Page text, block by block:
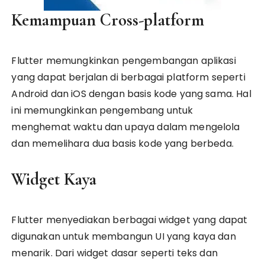
Kemampuan Cross-platform
Flutter memungkinkan pengembangan aplikasi
yang dapat berjalan di berbagai platform seperti
Android dan iOS dengan basis kode yang sama. Hal
ini memungkinkan pengembang untuk
menghemat waktu dan upaya dalam mengelola
dan memelihara dua basis kode yang berbeda.
Widget Kaya
Flutter menyediakan berbagai widget yang dapat
digunakan untuk membangun UI yang kaya dan
menarik. Dari widget dasar seperti teks dan